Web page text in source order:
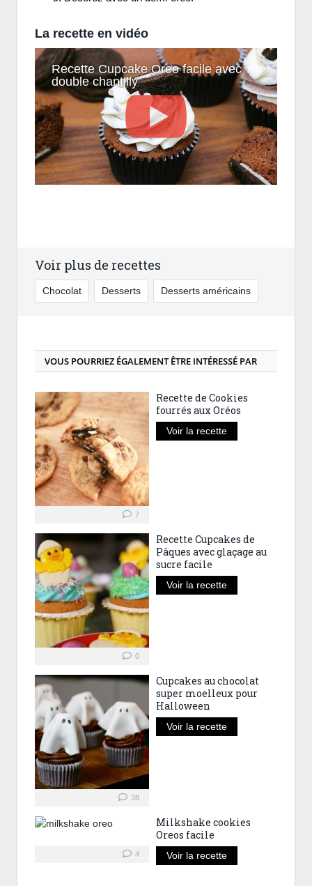
La recette en vidéo
Recette Cupcake Oreo facile avec
double chantilly
Voir plus de recettes
Chocolat Desserts Desserts américains
VOUS POURRIEZ ÉGALEMENT ÊTRE INTÉRESSÉ PAR
7
Recette de Cookies
fourrés aux Oréos
Voir la recette
0
Recette Cupcakes de
Pâques avec glaçage au
sucre facile
Voir la recette
38
Cupcakes au chocolat
super moelleux pour
Halloween
Voir la recette
4
Milkshake cookies
Oreos facile
Voir la recette